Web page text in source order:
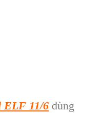
ELF 11/6 dùng